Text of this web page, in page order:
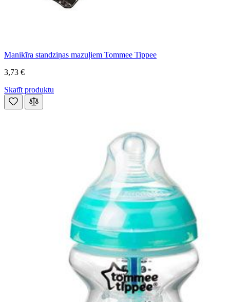
Manikīra standziņas mazuļiem Tommee Tippee
3,73 €
Skatīt produktu